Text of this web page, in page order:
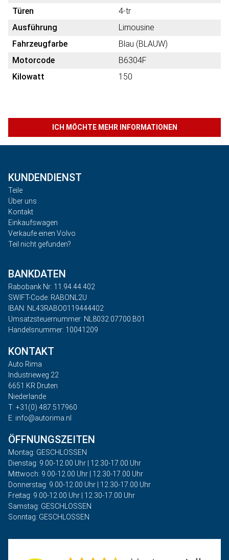
Türen
4-tr
Ausführung
Limousine
Fahrzeugfarbe
Blau (BLAUW)
Motorcode
B6304F
Kilowatt
150
ICH MÖCHTE MEHR INFORMATIONEN
KUNDENDIENST
Teile
Über uns
Kontakt
Einkaufswagen
Verkaufe einen Volvo
Teil nicht gefunden?
BANKDATEN
Rabobank Nr: 11.94.44.402
SWIFT-Code: RABONL2U
IBAN: NL43RABO0119444402
Umsatzsteuernummer: NL8032.07700.B01
Handelsnummer: 10041209
KONTAKT
Auto Rima
Industrieweg 22
6651 KR Druten
Niederlande
T: +31(0) 487 517960
E: info@autorima.nl
ÖFFNUNGSZEITEN
Montag: GESCHLOSSEN
Dienstag: 9.00-12.00 Uhr | 12.30-17.00 Uhr
Mittwoch: 9.00-12.00 Uhr | 12.30-17.00 Uhr
Donnerstag: 9.00-12.00 Uhr | 12.30-17.00 Uhr
Freitag: 9.00-12.00 Uhr | 12.30-17.00 Uhr
Samstag: GESCHLOSSEN
Sonntag: GESCHLOSSEN